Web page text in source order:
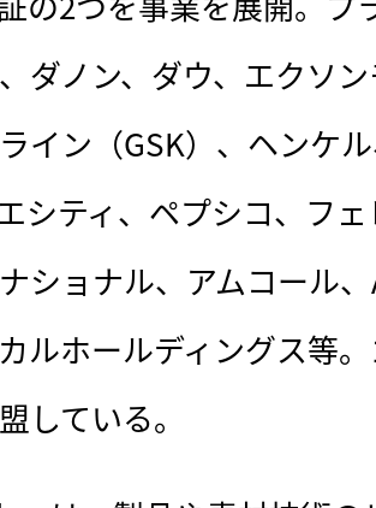
ダノン、ダウ、エクソ
イン（GSK）、ヘンケ
シティ、ペプシコ、フ
ショナル、アムコール
ルホールディングス等
している。